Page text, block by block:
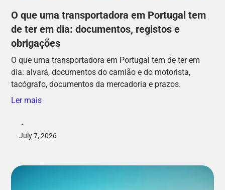
O que uma transportadora em Portugal tem
de ter em dia: documentos, registos e
obrigações
O que uma transportadora em Portugal tem de ter em
dia: alvará, documentos do camião e do motorista,
tacógrafo, documentos da mercadoria e prazos.
Ler mais
•
July 7, 2026